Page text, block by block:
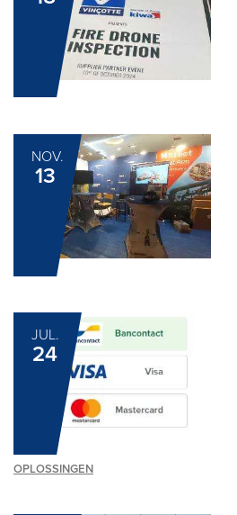
NOV.
13
JUL.
24
OPLOSSINGEN